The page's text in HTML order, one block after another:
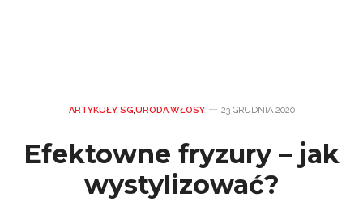
ARTYKUŁY SG,URODA,WŁOSY 23 GRUDNIA 2020
Efektowne fryzury – jak
wystylizować?